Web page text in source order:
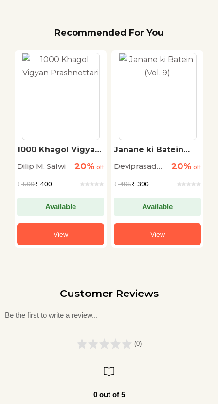
Recommended For You
1000 Khagol Vigyan
Dilip M. Salwi
20% off
₹500₹ 400
Available
View
Janane ki Batein
Deviprasad
20% off
₹495₹ 396
Available
View
Customer Reviews
Be the first to write a review...
(0)
0 out of 5